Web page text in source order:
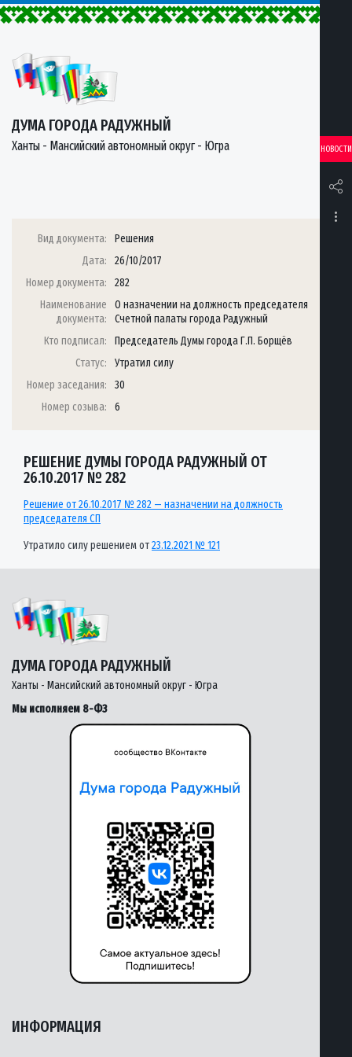
ДУМА ГОРОДА РАДУЖНЫЙ
Ханты - Мансийский автономный округ - Югра НОВОСТИ
Вид документа:
Решения
Дата:
26/10/2017
Номер документа:
282
Наименование
документа:
О назначении на должность председателя
Счетной палаты города Радужный
Кто подписал:
Председатель Думы города Г.П. Борщёв
Статус:
Утратил силу
Номер заседания:
30
Номер созыва:
6
РЕШЕНИЕ ДУМЫ ГОРОДА РАДУЖНЫЙ ОТ
26.10.2017 № 282
Решение от 26.10.2017 № 282 — назначении на должность
председателя СП
Утратило силу решением от23.12.2021 № 121
ДУМА ГОРОДА РАДУЖНЫЙ
Ханты - Мансийский автономный округ - Югра
Мы исполняем 8-ФЗ
ИНФОРМАЦИЯ